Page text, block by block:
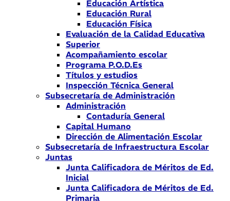
Educación Artística
Educación Rural
Educación Física
Evaluación de la Calidad Educativa
Superior
Acompañamiento escolar
Programa P.O.D.Es
Títulos y estudios
Inspección Técnica General
Subsecretaría de Administración
Administración
Contaduría General
Capital Humano
Dirección de Alimentación Escolar
Subsecretaría de Infraestructura Escolar
Juntas
Junta Calificadora de Méritos de Ed.
Inicial
Junta Calificadora de Méritos de Ed.
Primaria